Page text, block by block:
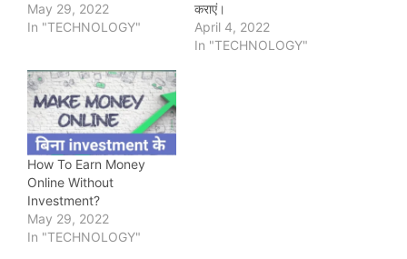
May 29, 2022
In "TECHNOLOGY"
कराएं।
April 4, 2022
In "TECHNOLOGY"
How To Earn Money
Online Without
Investment?
May 29, 2022
In "TECHNOLOGY"